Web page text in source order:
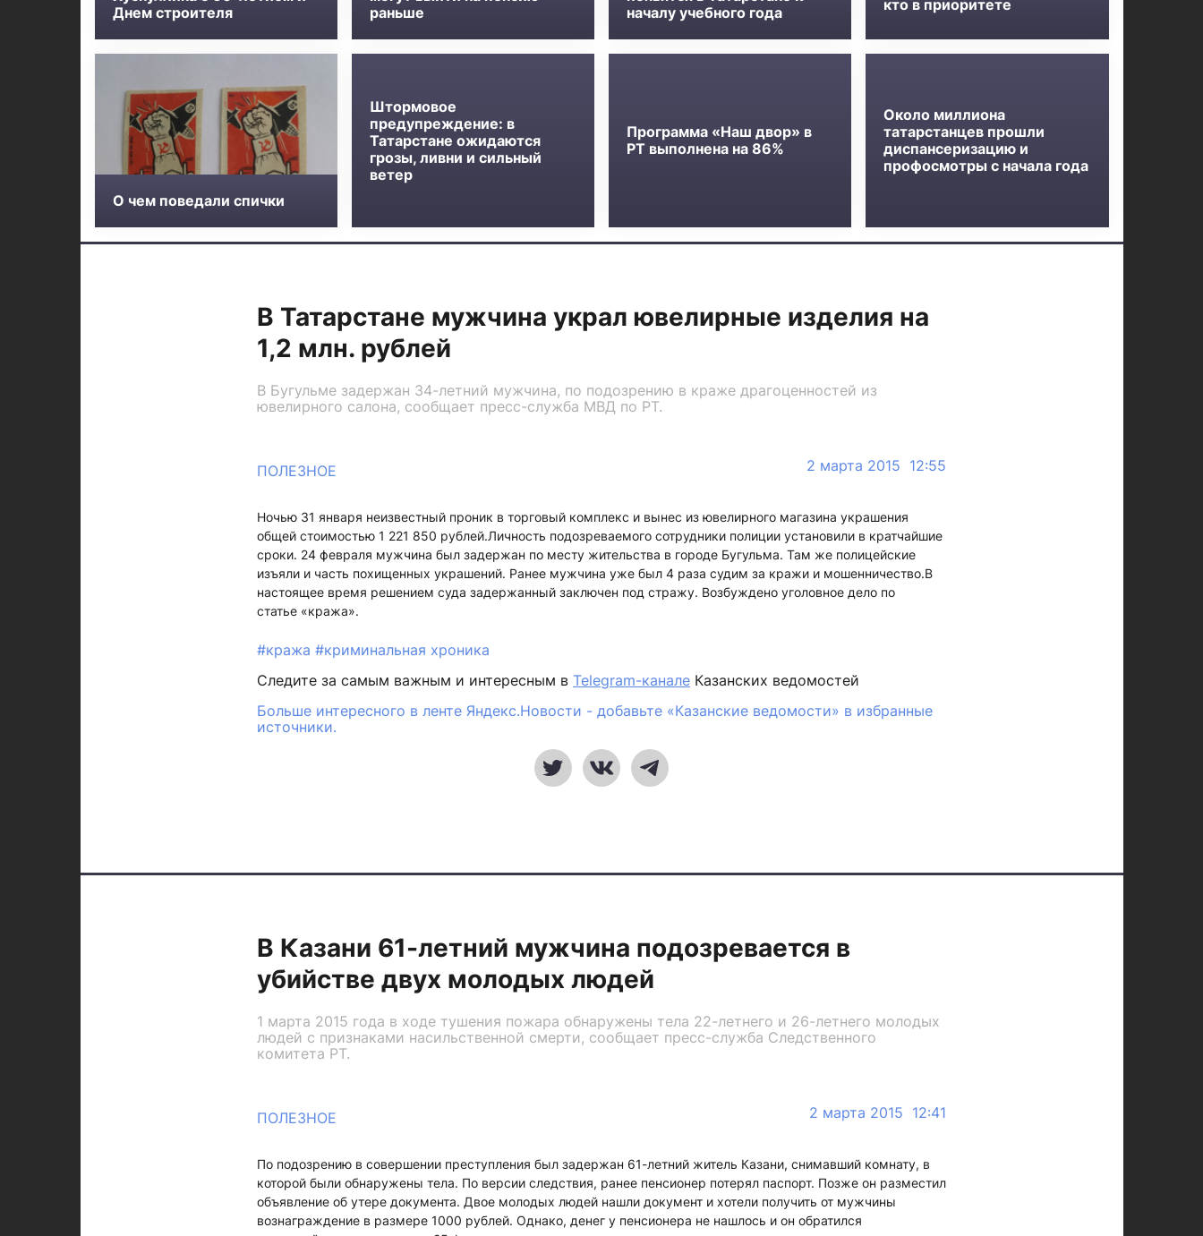
Днем строителя
раньше
началу учебного года
кто в приоритете
О чем поведали спички
Штормовое
предупреждение: в
Татарстане ожидаются
грозы, ливни и сильный
ветер
Программа «Наш двор» в
РТ выполнена на 86%
Около миллиона
татарстанцев прошли
диспансеризацию и
профосмотры с начала года
В Татарстане мужчина украл ювелирные изделия на
1,2 млн. рублей
В Бугульме задержан 34-летний мужчина, по подозрению в краже драгоценностей из
ювелирного салона, сообщает пресс-служба МВД по РТ.
ПОЛЕЗНОЕ 2 марта 2015 12:55
Ночью 31 января неизвестный проник в торговый комплекс и вынес из ювелирного магазина украшения
общей стоимостью 1 221 850 рублей.Личность подозреваемого сотрудники полиции установили в кратчайшие
сроки. 24 февраля мужчина был задержан по месту жительства в городе Бугульма. Там же полицейские
изъяли и часть похищенных украшений. Ранее мужчина уже был 4 раза судим за кражи и мошенничество.В
настоящее время решением суда задержанный заключен под стражу. Возбуждено уголовное дело по
статье «кража».
#кража #криминальная хроника
Следите за самым важным и интересным в Telegram-канале Казанских ведомостей
Больше интересного в ленте Яндекс.Новости - добавьте «Казанские ведомости» в избранные
источники.
В Казани 61-летний мужчина подозревается в
убийстве двух молодых людей
1 марта 2015 года в ходе тушения пожара обнаружены тела 22-летнего и 26-летнего молодых
людей с признаками насильственной смерти, сообщает пресс-служба Следственного
комитета РТ.
ПОЛЕЗНОЕ 2 марта 2015 12:41
По подозрению в совершении преступления был задержан 61-летний житель Казани, снимавший комнату, в
которой были обнаружены тела. По версии следствия, ранее пенсионер потерял паспорт. Позже он разместил
объявление об утере документа. Двое молодых людей нашли документ и хотели получить от мужчины
вознаграждение в размере 1000 рублей. Однако, денег у пенсионера не нашлось и он обратился